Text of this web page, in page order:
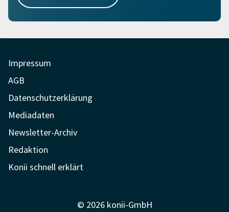
Impressum
AGB
Datenschutzerklärung
Mediadaten
Newsletter-Archiv
Redaktion
Konii schnell erklärt
© 2026 konii-GmbH